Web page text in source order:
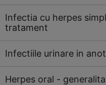
Infectia cu herpes
tratament
Infectiile urinare in
Herpes oral -